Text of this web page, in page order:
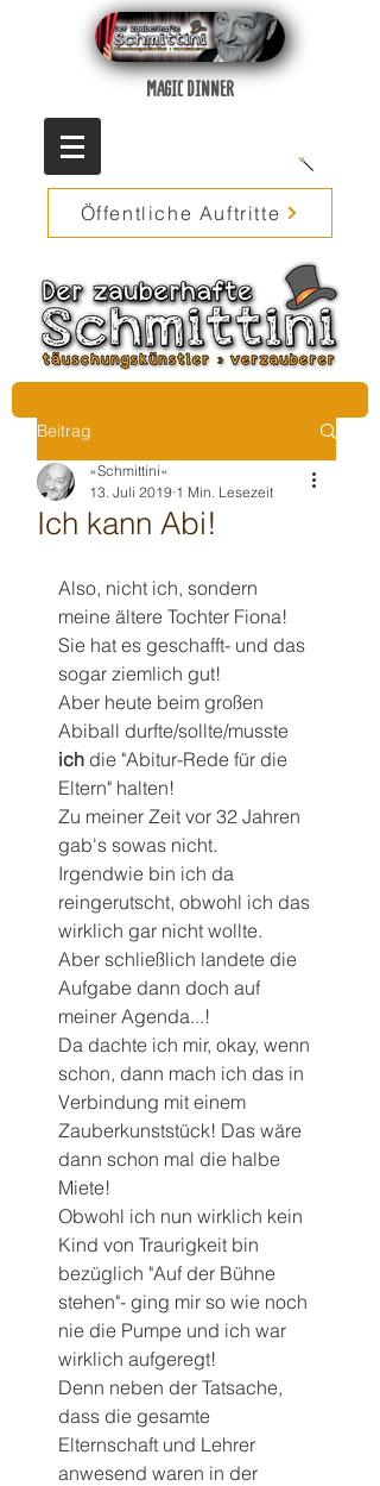
MAGIC DINNER
Öffentliche Auftritte
Beitrag
Ich kann Abi!
»Schmittini«
13. Juli 2019 1 Min. Lesezeit
Also, nicht ich, sondern
meine ältere Tochter Fiona!
Sie hat es geschafft- und das
sogar ziemlich gut!
Aber heute beim großen
Abiball durfte/sollte/musste
ich die "Abitur-Rede für die
Eltern" halten!
Zu meiner Zeit vor 32 Jahren
gab's sowas nicht.
Irgendwie bin ich da
reingerutscht, obwohl ich das
wirklich gar nicht wollte.
Aber schließlich landete die
Aufgabe dann doch auf
meiner Agenda...!
Da dachte ich mir, okay, wenn
schon, dann mach ich das in
Verbindung mit einem
Zauberkunststück! Das wäre
dann schon mal die halbe
Miete!
Obwohl ich nun wirklich kein
Kind von Traurigkeit bin
bezüglich "Auf der Bühne
stehen"- ging mir so wie noch
nie die Pumpe und ich war
wirklich aufgeregt!
Denn neben der Tatsache,
dass die gesamte
Elternschaft und Lehrer
anwesend waren in der